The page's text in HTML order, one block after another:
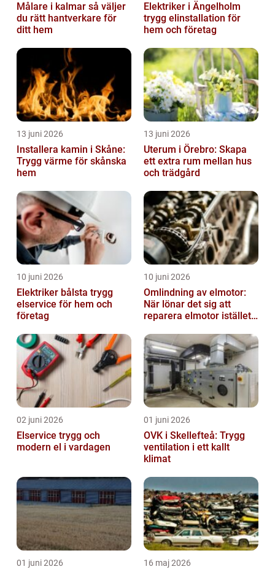
Målare i kalmar så väljer
du rätt hantverkare för
ditt hem
Elektriker i Ängelholm
trygg elinstallation för
hem och företag
13 juni 2026
Installera kamin i Skåne:
Trygg värme för skånska
hem
13 juni 2026
Uterum i Örebro: Skapa
ett extra rum mellan hus
och trädgård
10 juni 2026
Elektriker bålsta trygg
elservice för hem och
företag
10 juni 2026
Omlindning av elmotor:
När lönar det sig att
reparera elmotor istället
02 juni 2026
Elservice trygg och
modern el i vardagen
01 juni 2026
OVK i Skellefteå: Trygg
ventilation i ett kallt
klimat
01 juni 2026 16 maj 2026